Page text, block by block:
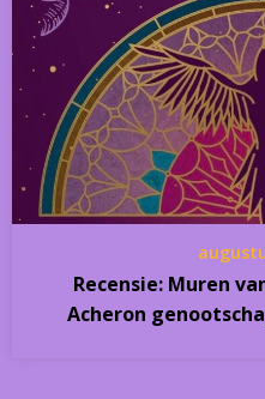
Recensie: Muren
Acheron